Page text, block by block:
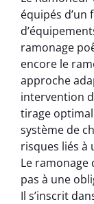
équipés
ramonage
encore le
approche
intervention
tirage
système de
risques liés à
Le ramonage
pas à une
Il s’inscrit